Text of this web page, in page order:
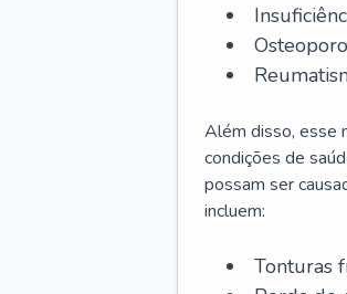
Além disso, esse
condições de
possam ser
incluem:
Tonturas